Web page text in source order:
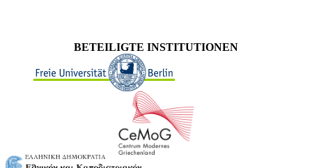
BETEILIGTE INSTITUTIONEN